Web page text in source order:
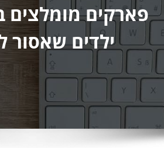
פארקים מומלצים
ילדים שאסור